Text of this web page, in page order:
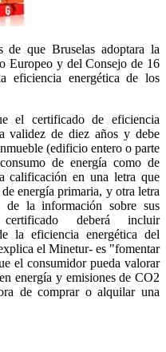
de que Bruselas adoptara la
Europeo y del Consejo de 16
eficiencia energética de los
el certificado de eficiencia
validez de diez años y debe
(edificio entero o parte
de energía como de
calificación en una letra que
energía primaria, y otra letra
de la información sobre sus
certificado deberá incluir
la eficiencia energética del
el Minetur- es "fomentar
el consumidor pueda valorar
energía y emisiones de CO2
de comprar o alquilar una